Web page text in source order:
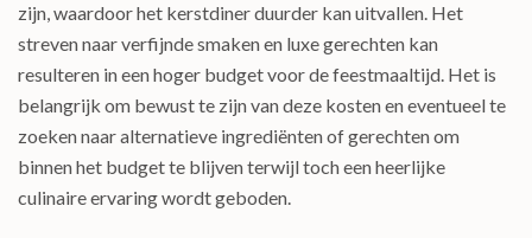
zijn, waardoor het kerstdiner duurder kan uitvallen. Het
streven naar verfijnde smaken en luxe gerechten kan
resulteren in een hoger budget voor de feestmaaltijd. Het is
belangrijk om bewust te zijn van deze kosten en eventueel te
zoeken naar alternatieve ingrediënten of gerechten om
binnen het budget te blijven terwijl toch een heerlijke
culinaire ervaring wordt geboden.